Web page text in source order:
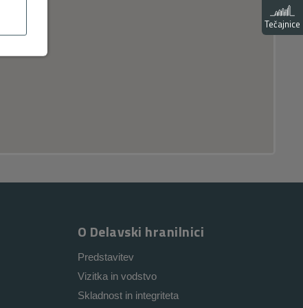
O Delavski hranilnici
Predstavitev
Vizitka in vodstvo
Skladnost in integriteta
Tečajnice